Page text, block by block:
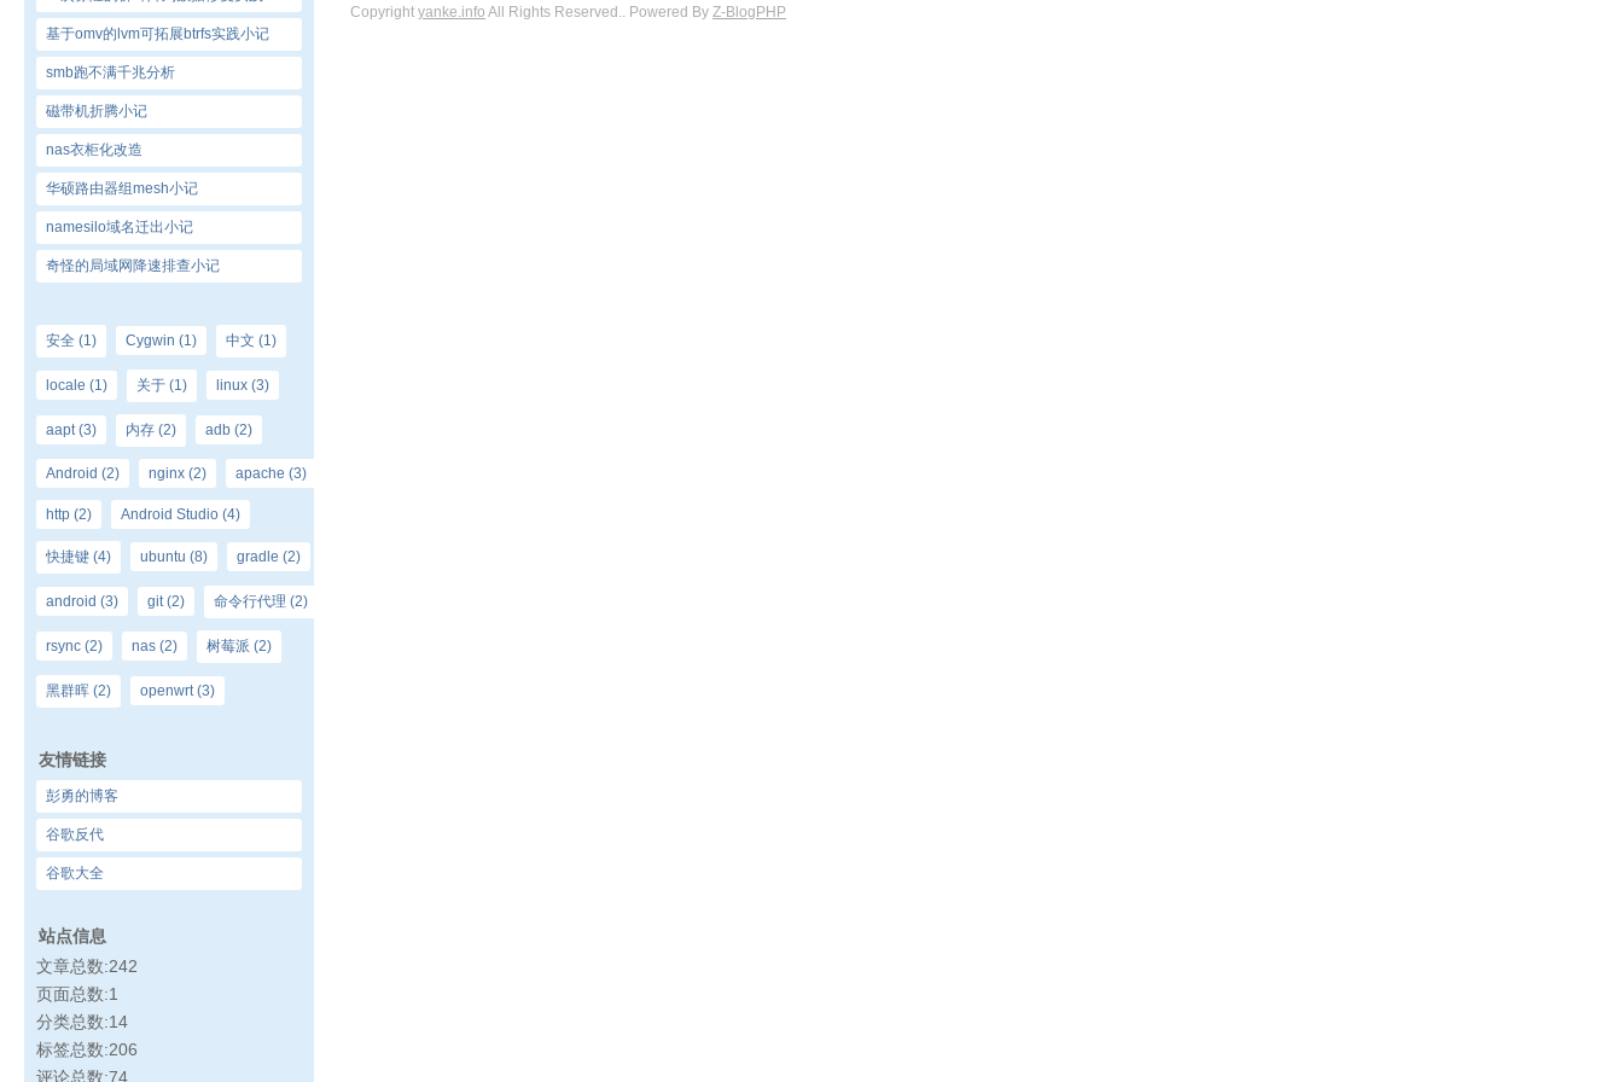
基于omv的lvm可拓展btrfs实践小记
smb跑不满千兆分析
磁带机折腾小记
nas衣柜化改造
华硕路由器组mesh小记
namesilo域名迁出小记
奇怪的局域网降速排查小记
安全 (1) Cygwin (1) 中文 (1)
locale (1) 关于 (1) linux (3)
aapt(3) 内存 (2) adb (2)
Android (2) nginx (2) apache (3)
http (2) Android Studio (4)
快捷键 (4) ubuntu (8) gradle (2)
android (3) git(2) 命令行代理 (2)
rsync (2) nas (2) 树莓派 (2)
黑群晖 (2) openwrt(3)
友情链接
彭勇的博客
谷歌反代
谷歌大全
站点信息
文章总数:242
页面总数:1
分类总数:14
标签总数:206
评论总数:74
Copyright yanke.info All Rights Reserved.. Powered By Z-BlogPHP